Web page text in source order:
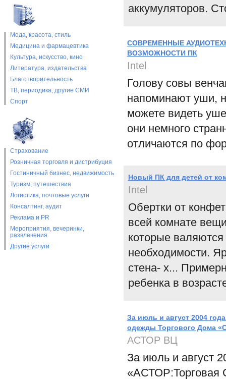
Мода, красота, стиль
Медицина и фармацевтика
Культура, искусство, кино
Литература, издательства
Благотворительность
ТВ, периодика, другие СМИ
Спорт
Страхование
Розничная торговля и дистрибуция
Гостиничный бизнес, недвижимость
Туризм, путешествия
Логистика, почтовые услуги
Консалтинг, аудит
Реклама и PR
Мероприятия, вечеринки,
развлечения
Другие услуги
аккумуляторов.
СОВРЕМЕННЫЕ
ВОЗМОЖНОСТИ ПК
Intel
Голову совы
напоминают уши,
можете видеть
они немного
отличаются по
Новый ПК для детей от
Intel
Обертки от
всей комнате
которые
необходимости.
стена- х...
ребенка в
За июль и август 2004
одежды Торгового Дома
АСТОР ВЦ
За июль и август
«АСТОР:Торговая